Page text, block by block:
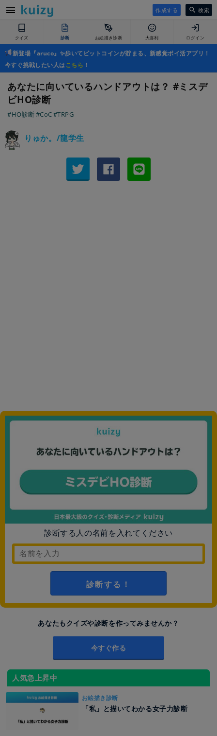
作成する 検索
クイズ 診断 お絵描き診断 大喜利 ログイン
新登場『aruco』✨歩いてビットコインが貯まる、新感覚ポイ活アプリ！
今すぐ挑戦したい人はこちら ！
あなたに向いているハンドアウトは？ #ミスデ
ビHO診断
#HO診断#CoC#TRPG
りゅか。/龍学生
診断する人の名前を入れてください
診断する！
あなたもクイズや診断を作ってみませんか？
今すぐ作る
人気急上昇中
お絵描き診断
「私」と描いてわかる女子力診断